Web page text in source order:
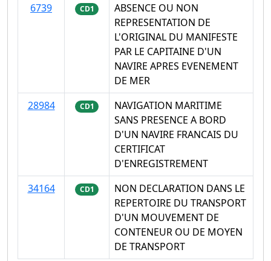
6739
CD1
ABSENCE OU NON
REPRESENTATION DE
L'ORIGINAL DU MANIFESTE
PAR LE CAPITAINE D'UN
NAVIRE APRES EVENEMENT
DE MER
28984
CD1
NAVIGATION MARITIME
SANS PRESENCE A BORD
D'UN NAVIRE FRANCAIS DU
CERTIFICAT
D'ENREGISTREMENT
34164
CD1
NON DECLARATION DANS LE
REPERTOIRE DU TRANSPORT
D'UN MOUVEMENT DE
CONTENEUR OU DE MOYEN
DE TRANSPORT